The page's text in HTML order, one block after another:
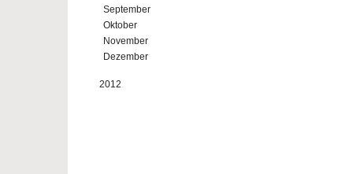
September
Oktober
November
Dezember
2012